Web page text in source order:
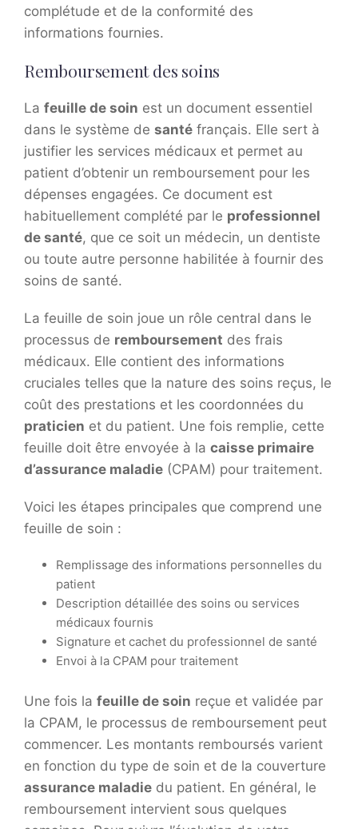
complétude et de la conformité des
informations fournies.
Remboursement des soins
La feuille de soin est un document essentiel
dans le système de santé français. Elle sert à
justifier les services médicaux et permet au
patient d’obtenir un remboursement pour les
dépenses engagées. Ce document est
habituellement complété par le professionnel
de santé, que ce soit un médecin, un dentiste
ou toute autre personne habilitée à fournir des
soins de santé.
La feuille de soin joue un rôle central dans le
processus de remboursement des frais
médicaux. Elle contient des informations
cruciales telles que la nature des soins reçus, le
coût des prestations et les coordonnées du
praticien et du patient. Une fois remplie, cette
feuille doit être envoyée à la caisse primaire
d’assurance maladie (CPAM) pour traitement.
Voici les étapes principales que comprend une
feuille de soin :
Remplissage des informations personnelles du
patient
Description détaillée des soins ou services
médicaux fournis
Signature et cachet du professionnel de santé
Envoi à la CPAM pour traitement
Une fois la feuille de soin reçue et validée par
la CPAM, le processus de remboursement peut
commencer. Les montants remboursés varient
en fonction du type de soin et de la couverture
assurance maladie du patient. En général, le
remboursement intervient sous quelques